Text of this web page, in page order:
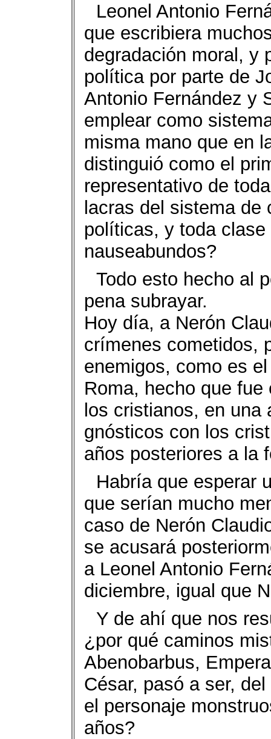
Leonel Antonio
que escribiera
degradación moral, y
política por parte de
Antonio Fernández y
emplear como
misma mano que en
distinguió como el
representativo de
lacras del sistema
políticas, y toda
nauseabundos?
Todo esto hecho al
pena subrayar.
Hoy día, a Nerón
crímenes cometidos,
enemigos, como es
Roma, hecho que
los cristianos, en
gnósticos con los
años posteriores a la
Habría que esperar
que serían mucho
caso de Nerón
se acusará
a Leonel Antonio
diciembre, igual que
Y de ahí que nos
¿por qué caminos
Abenobarbus,
César, pasó a ser,
el personaje
años?